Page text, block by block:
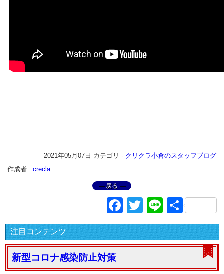
Facebook
Twitter
Line共
有
2021年05月07日 カテゴリ - クリクラ小倉のスタッフブログ
作成者 : crecla
― 戻る ―
注目コンテンツ
新型コロナ感染防止対策